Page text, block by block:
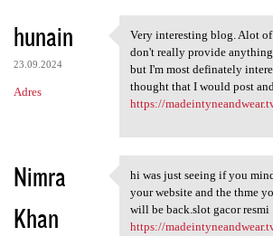
hunain
23.09.2024
Adres
Very interesting blog.
Very interesting blog. Alot of
don't really provide
but I'm most definately
thought that I would post
https://
Nimra
Khan
hi was just seeing if
hi was just seeing if you
your website and the thme
will be back.slot gacor resmi
https://